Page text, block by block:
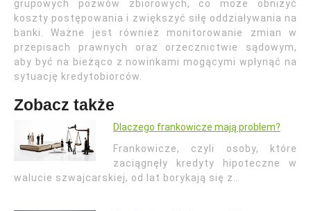
grupowych pozwów zbiorowych, co może obniżyć
koszty postępowania i zwiększyć siłę oddziaływania na
banki. Ważne jest również monitorowanie zmian w
przepisach prawnych oraz orzecznictwie sądowym,
aby być na bieżąco z nowinkami mogącymi wpłynąć na
sytuację kredytobiorców.
Zobacz także
Dlaczego frankowicze mają problem?
Frankowicze, czyli osoby, które
zaciągnęły kredyty hipoteczne w
walucie szwajcarskiej, od lat borykają się z…